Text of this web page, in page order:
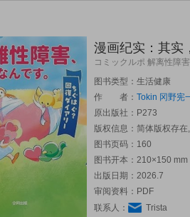
漫画纪实：其实
コミックルポ 解离性障害
图书类型：生活健康
作 者： Tokin 冈野宪
原出版社： P273
版权信息：简体版权存
图书页码：160
图书开本：210×150 mm
出版日期：2026.7
审阅资料：PDF
联系人：
Trista